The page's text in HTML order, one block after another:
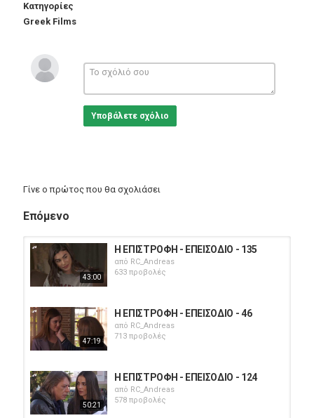
Κατηγορίες
Greek Films
Υποβάλετε σχόλιο
Γίνε ο πρώτος που θα σχολιάσει
Επόμενο
43:00
Η ΕΠΙΣΤΡΟΦΗ - ΕΠΕΙΣΟΔΙΟ - 135
από RC_Andreas
633 προβολές
47:19
Η ΕΠΙΣΤΡΟΦΗ - ΕΠΕΙΣΟΔΙΟ - 46
από RC_Andreas
713 προβολές
50:21
Η ΕΠΙΣΤΡΟΦΗ - ΕΠΕΙΣΟΔΙΟ - 124
από RC_Andreas
578 προβολές